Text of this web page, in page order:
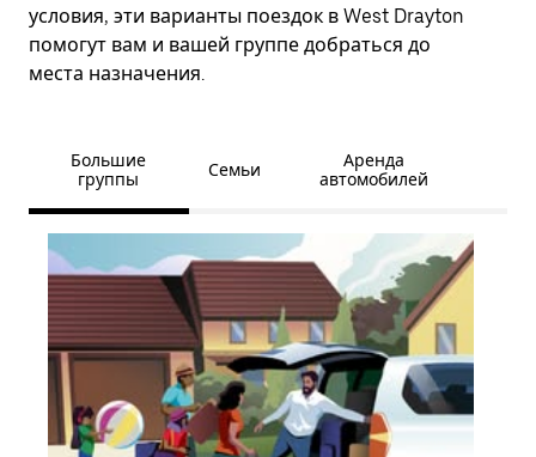
условия, эти варианты поездок в West Drayton
помогут вам и вашей группе добраться до
места назначения.
Большие
группы
Семьи
Аренда
автомобилей